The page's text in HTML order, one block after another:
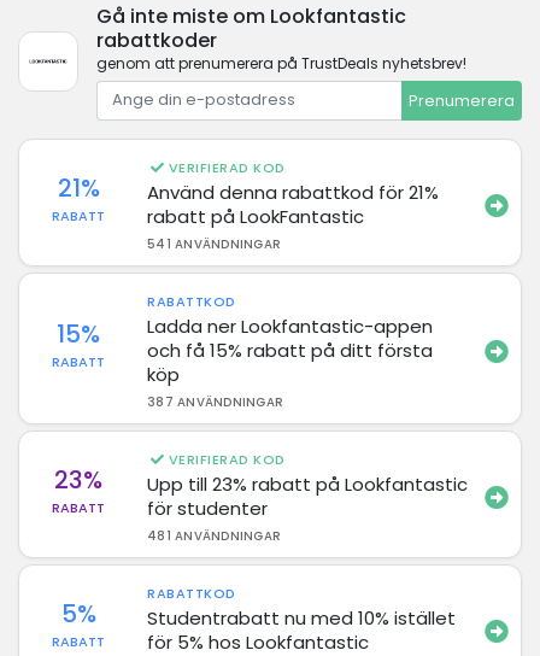
Gå inte miste om Lookfantastic
rabattkoder
genom att prenumerera på TrustDeals nyhetsbrev!
Prenumerera
21%
RABATT
VERIFIERAD KOD
Använd denna rabattkod för 21%
rabatt på LookFantastic
541 ANVÄNDNINGAR
15%
RABATT
RABATTKOD
Ladda ner Lookfantastic-appen
och få 15% rabatt på ditt första
köp
387 ANVÄNDNINGAR
23%
RABATT
VERIFIERAD KOD
Upp till 23% rabatt på Lookfantastic
för studenter
481 ANVÄNDNINGAR
5%
RABATT
RABATTKOD
Studentrabatt nu med 10% istället
för 5% hos Lookfantastic